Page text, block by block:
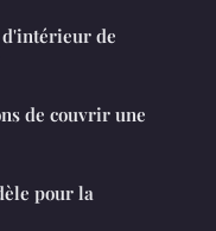
de
de couvrir une
pour la